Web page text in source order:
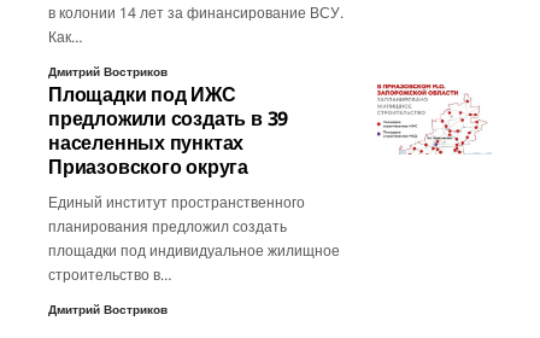
в колонии 14 лет за финансирование ВСУ.
Как…
Дмитрий Востриков
Площадки под ИЖС
предложили создать в 39
населенных пунктах
Приазовского округа
Единый институт пространственного
планирования предложил создать
площадки под индивидуальное жилищное
строительство в…
Дмитрий Востриков